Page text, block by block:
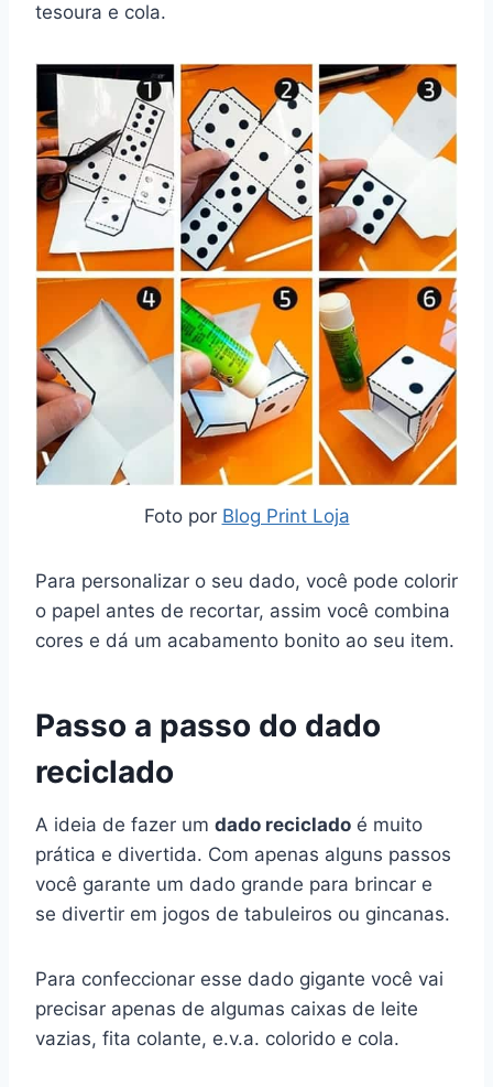
tesoura e cola.
Foto por Blog Print Loja
Para personalizar o seu dado, você pode colorir
o papel antes de recortar, assim você combina
cores e dá um acabamento bonito ao seu item.
Passo a passo do dado
reciclado
A ideia de fazer um dado reciclado é muito
prática e divertida. Com apenas alguns passos
você garante um dado grande para brincar e
se divertir em jogos de tabuleiros ou gincanas.
Para confeccionar esse dado gigante você vai
precisar apenas de algumas caixas de leite
vazias, fita colante, e.v.a. colorido e cola.